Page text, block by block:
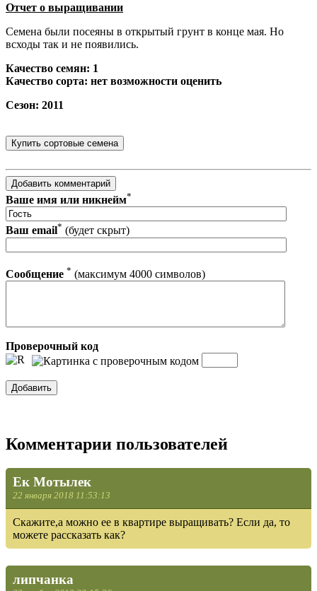
Отчет о выращивании
Семена были посеяны в открытый грунт в конце мая. Но
всходы так и не появились.
Качество семян: 1
Качество сорта: нет возможности оценить
Сезон: 2011
Ваше имя или никнейм*
Ваш email* (будет скрыт)
Сообщение * (максимум 4000 символов)
Проверочный код
Комментарии пользователей
Ек Мотылек
22 января 2018 11:53:13
Скажите,а можно ее в квартире выращивать? Если да, то
можете рассказать как?
липчанка